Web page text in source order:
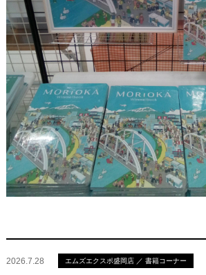
2026.7.28 エムズエクスポ盛岡店 ／ 書籍コーナー